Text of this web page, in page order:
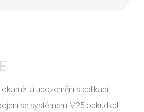
okamžitá upozornění s aplikací
se systémem M25 odkudkoli.